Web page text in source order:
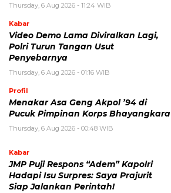
Thursday, 6 Aug 2026 - 11:24 WIB
Kabar
Video Demo Lama Diviralkan Lagi,
Polri Turun Tangan Usut
Penyebarnya
Thursday, 6 Aug 2026 - 01:16 WIB
Profil
Menakar Asa Geng Akpol ’94 di
Pucuk Pimpinan Korps Bhayangkara
Thursday, 6 Aug 2026 - 00:48 WIB
Kabar
JMP Puji Respons “Adem” Kapolri
Hadapi Isu Surpres: Saya Prajurit
Siap Jalankan Perintah!